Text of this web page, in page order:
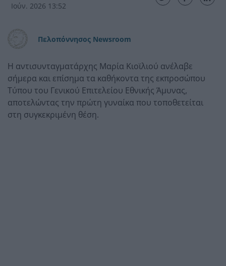
Ιούν. 2026 13:52
Πελοπόννησος Newsroom
Η αντισυνταγματάρχης Μαρία Κιοϊλιού ανέλαβε
σήμερα και επίσημα τα καθήκοντα της εκπροσώπου
Τύπου του Γενικού Επιτελείου Εθνικής Άμυνας,
αποτελώντας την πρώτη γυναίκα που τοποθετείται
στη συγκεκριμένη θέση.